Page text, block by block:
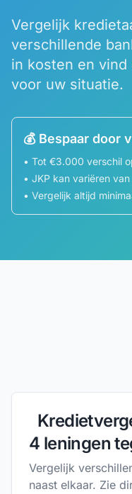
Vergelijk
verschillende
in kosten en
voor uw situatie.
💰 Bespaar door
• Tot €3.000 verschil
• JKP kan variëren
• Vergelijk altijd
4 leningen
Vergelijk
naast elkaar. Zie